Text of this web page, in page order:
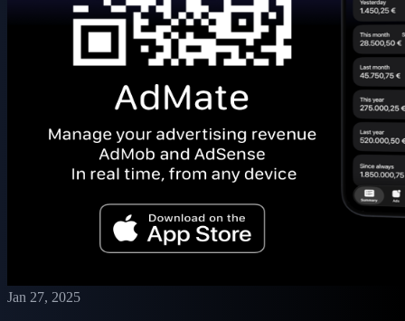
Jan 27, 2025